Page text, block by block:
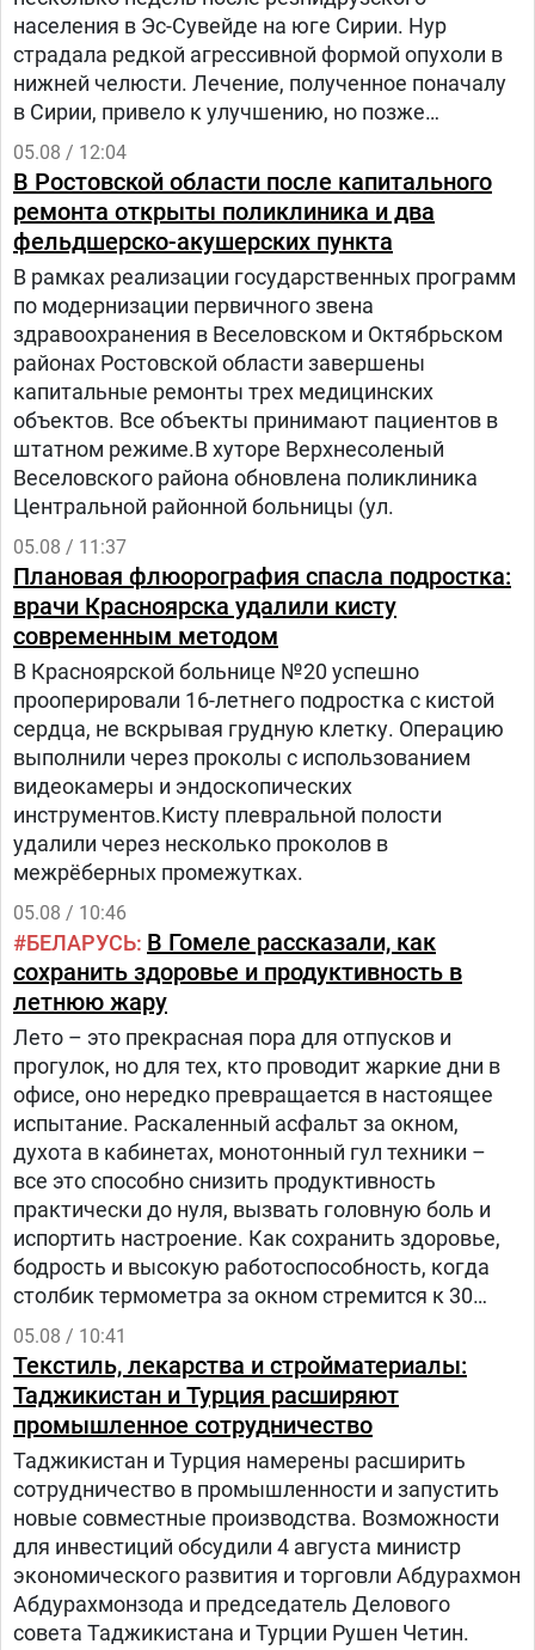
населения в Эс-Сувейде на юге Сирии. Нур
страдала редкой агрессивной формой опухоли в
нижней челюсти. Лечение, полученное поначалу
в Сирии, привело к улучшению, но позже
произошел рецидив болезни. Нур попала на
лечение в «Шибу» в рамках гуманитарного
проекта «Шевет-ахим» («Кровные братья).
05.08 / 12:04
В Ростовской области после капитального
ремонта открыты поликлиника и два
фельдшерско-акушерских пункта
В рамках реализации государственных программ
по модернизации первичного звена
здравоохранения в Веселовском и Октябрьском
районах Ростовской области завершены
капитальные ремонты трех медицинских
объектов. Все объекты принимают пациентов в
штатном режиме.В хуторе Верхнесоленый
Веселовского района обновлена поликлиника
Центральной районной больницы (ул.
05.08 / 11:37
Плановая флюорография спасла подростка:
врачи Красноярска удалили кисту
современным методом
В Красноярской больнице №20 успешно
прооперировали 16-летнего подростка с кистой
сердца, не вскрывая грудную клетку. Операцию
выполнили через проколы с использованием
видеокамеры и эндоскопических
инструментов.Кисту плевральной полости
удалили через несколько проколов в
межрёберных промежутках.
05.08 / 10:46
БЕЛАРУСЬ В Гомеле рассказали, как
сохранить здоровье и продуктивность в
летнюю жару
Лето – это прекрасная пора для отпусков и
прогулок, но для тех, кто проводит жаркие дни в
офисе, оно нередко превращается в настоящее
испытание. Раскаленный асфальт за окном,
духота в кабинетах, монотонный гул техники –
все это способно снизить продуктивность
практически до нуля, вызвать головную боль и
испортить настроение. Как сохранить здоровье,
бодрость и высокую работоспособность, когда
столбик термометра за окном стремится к 30
градусам и выше? – рассказала заведующий
отделом общественного здоровья Анастасия
Степанькова.
05.08 / 10:41
Текстиль, лекарства и стройматериалы:
Таджикистан и Турция расширяют
промышленное сотрудничество
Таджикистан и Турция намерены расширить
сотрудничество в промышленности и запустить
новые совместные производства. Возможности
для инвестиций обсудили 4 августа министр
экономического развития и торговли Абдурахмон
Абдурахмонзода и председатель Делового
совета Таджикистана и Турции Рушен Четин.